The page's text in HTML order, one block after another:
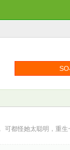
可都怪她太聪明，重生